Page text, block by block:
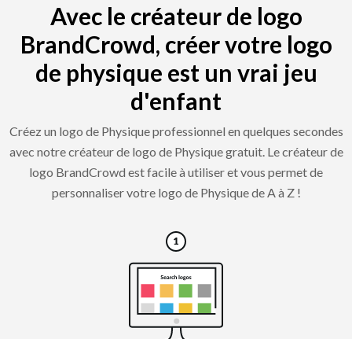
Avec le créateur de logo
BrandCrowd, créer votre logo
de physique est un vrai jeu
d'enfant
Créez un logo de Physique professionnel en quelques secondes
avec notre créateur de logo de Physique gratuit. Le créateur de
logo BrandCrowd est facile à utiliser et vous permet de
personnaliser votre logo de Physique de A à Z !